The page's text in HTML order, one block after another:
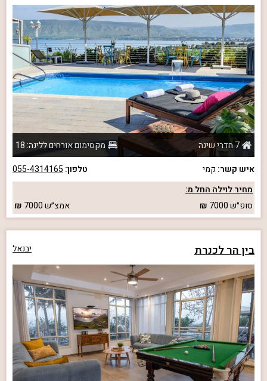
7 חדרי שינה
מקסימום אורחים ללינה: 18
איש קשר: קמי טלפון: 055-4314165
מחיר לוילה החל מ:
סופ״ש7000 אמצ״ש7000
בין הר לכנרת יבנאל